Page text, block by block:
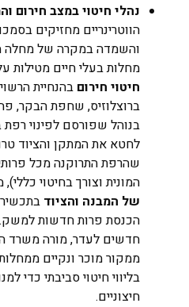
נהלי חיטוי במצב חירום
הווטרינריים מחזיקים
והשמדה במקרה של מחלה
מחלות בעלי חיים מטילות
חיטוי חירום בהנחיית
ברוצלוזיס, שחפת הבקר,
בנוהל שפורסם לפינוי
לחטא את המתקן והציוד
שהרפת התרוקנה מכל
המונית וצורך בחיטוי
של המבנה והציוד
הכנסת פרות חדשות
חדשים לעדר, מורה משרד
ממקור מוכר ונקיים
בליווי חיטוי סביבתי כדי
חיצוניים.